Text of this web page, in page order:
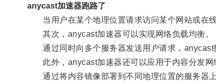
anycast加速器跑路了
当用户在某个地理位置请求访问某个网站或在线
其次，anycast加速器可以实现网络负载均衡。
通过同时向多个服务器发送用户请求，anycast
此外，anycast加速器还可以应用于内容分发网
通过将内容镜像部署到不同地理位置的服务器上